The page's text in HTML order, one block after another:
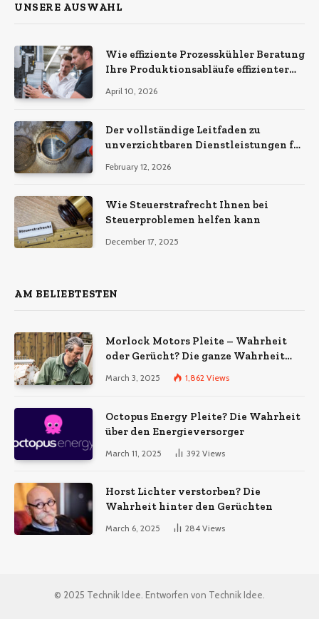
UNSERE AUSWAHL
Wie effiziente Prozesskühler Beratung
Ihre Produktionsabläufe effizienter
April 10, 2026
Der vollständige Leitfaden zu
unverzichtbaren Dienstleistungen für
Gewerbeimmobilie
February 12, 2026
Wie Steuerstrafrecht Ihnen bei
Steuerproblemen helfen kann
December 17, 2025
AM BELIEBTESTEN
Morlock Motors Pleite – Wahrheit
oder Gerücht? Die ganze Wahrheit
über das Unternehmen
March 3, 2025 1,862 Views
Octopus Energy Pleite? Die Wahrheit
über den Energieversorger
March 11, 2025 392 Views
Horst Lichter verstorben? Die
Wahrheit hinter den Gerüchten
March 6, 2025 284 Views
© 2025 Technik Idee. Entworfen von Technik Idee.